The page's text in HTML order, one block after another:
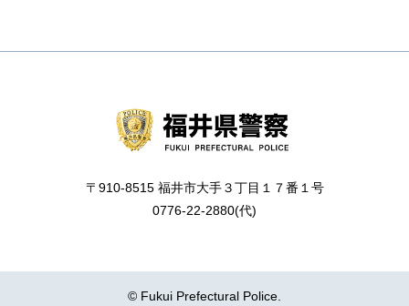
〒910-8515 福井市大手３丁目１７番１号
0776-22-2880(代)
© Fukui Prefectural Police.